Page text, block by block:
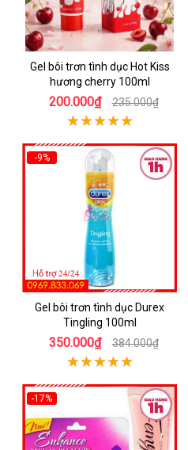
Gel bôi trơn tình dục Hot Kiss
hương cherry 100ml
200.000₫ 235.000₫
-9%
Gel bôi trơn tình dục Durex
Tingling 100ml
350.000₫ 384.000₫
-17%